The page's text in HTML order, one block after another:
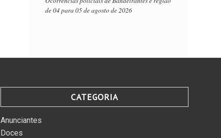
de 04 para 05 de agosto de 2026
CATEGORIA
Anunciantes
Doces